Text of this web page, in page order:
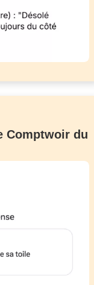
Comptwoir du